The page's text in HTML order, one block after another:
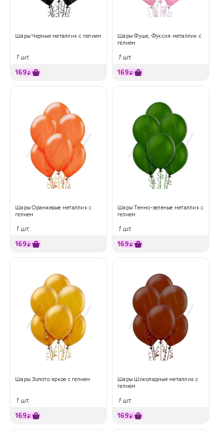
Шары Черные металлик с гелием
1 шт.
169₽
Шары Фуше, Фуксия металлик с
гелием
1 шт.
169₽
Шары Оранжевые металлик с
гелием
1 шт.
169₽
Шары Темно-зеленые металлик с
гелием
1 шт.
169₽
Шары Золото яркое с гелием
1 шт.
169₽
Шары Шоколадные металлик с
гелием
1 шт.
169₽